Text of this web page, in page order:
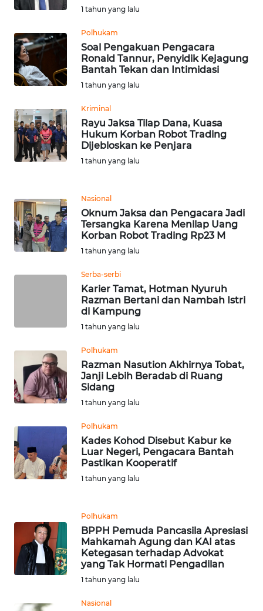
1 tahun yang lalu
Polhukam
Soal Pengakuan Pengacara
Ronald Tannur, Penyidik Kejagung
Bantah Tekan dan Intimidasi
1 tahun yang lalu
Kriminal
Rayu Jaksa Tilap Dana, Kuasa
Hukum Korban Robot Trading
Dijebloskan ke Penjara
1 tahun yang lalu
Nasional
Oknum Jaksa dan Pengacara Jadi
Tersangka Karena Menilap Uang
Korban Robot Trading Rp23 M
1 tahun yang lalu
Serba-serbi
Karier Tamat, Hotman Nyuruh
Razman Bertani dan Nambah Istri
di Kampung
1 tahun yang lalu
Polhukam
Razman Nasution Akhirnya Tobat,
Janji Lebih Beradab di Ruang
Sidang
1 tahun yang lalu
Polhukam
Kades Kohod Disebut Kabur ke
Luar Negeri, Pengacara Bantah
Pastikan Kooperatif
1 tahun yang lalu
Polhukam
BPPH Pemuda Pancasila Apresiasi
Mahkamah Agung dan KAI atas
Ketegasan terhadap Advokat
yang Tak Hormati Pengadilan
1 tahun yang lalu
Nasional
LABUHANBATU
TAPANULI
TENGAH
WN DELI
WN
TEBING
TINGGI
BEKASI
WN
BOGOR
DEPOK
WN
WN
SAMOSIR
WN